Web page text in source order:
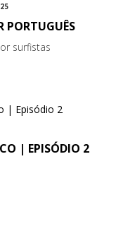
PORTUGUÊS
surfistas
| EPISÓDIO 2